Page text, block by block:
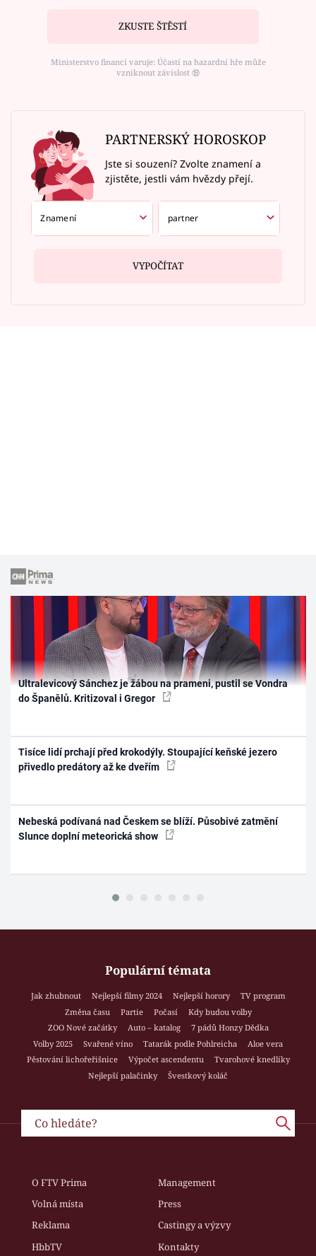
ZKUSTE ŠTĚSTÍ
Ministerstvo financí varuje: Účastí na hazardní hře může
vzniknout závislost ⑱
PARTNERSKÝ HOROSKOP
Jste si souzení? Zvolte znamení a
zjistěte, jestli vám hvězdy přejí.
VYPOČÍTAT
Ultralevicový Sánchez je žábou na prameni, pustil se Vondra
do Španělů. Kritizoval i Gregor
Tisíce lidí prchají před krokodýly. Stoupající keňské jezero
přivedlo predátory až ke dveřím
Nebeská podívaná nad Českem se blíží. Působivé zatmění
Slunce doplní meteorická show
Populární témata
Jak zhubnout Nejlepší filmy 2024 Nejlepší horory
TV program
Změna času
Partie Počasí
Kdy budou volby
ZOO Nové začátky
Auto – katalog
7 pádů Honzy Dědka
Volby 2025
Svařené víno Tatarák podle Pohlreicha
Aloe vera
Pěstování lichořeřišnice
Výpočet ascendentu
Tvarohové knedlíky
Nejlepší palačinky
Švestkový koláč
O FTV Prima
Management
Volná místa
Press
Reklama
Castingy a výzvy
HbbTV
Kontakty